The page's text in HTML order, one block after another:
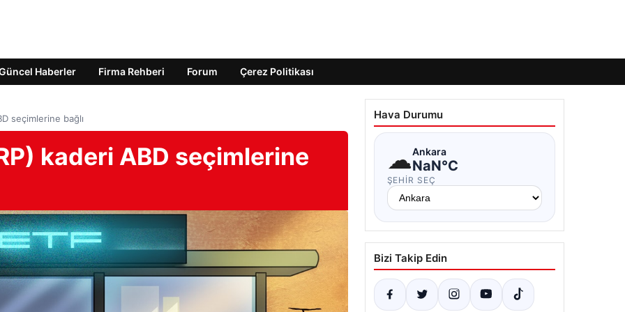
Haberler Firma Rehberi Forum Çerez Politikası
seçimlerine bağlı
kaderi ABD seçimlerine
Hava Durumu
☁Ankara
NaN°C
ŞEHIR SEÇ
Bizi Takip Edin